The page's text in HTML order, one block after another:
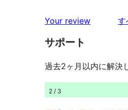
ー
ュ
ー
ビ
ュ
レ
ビ
ー
星
レ
ュ
ー
Your review す
サポート
過去2ヶ月以内に解決
2 / 3